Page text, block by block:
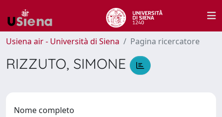
Usiena air - Università di Siena Pagina ricercatore
RIZZUTO, SIMONE
Nome completo